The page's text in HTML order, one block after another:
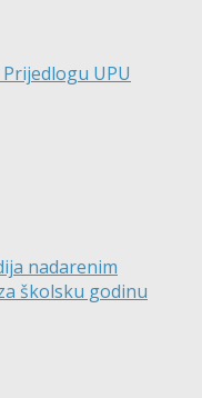
UPU
nadarenim
školsku godinu